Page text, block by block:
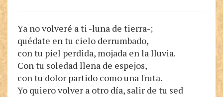
Ya no volveré a ti -luna de tierra-;
quédate en tu cielo derrumbado,
con tu piel perdida, mojada en la lluvia.
Con tu soledad llena de espejos,
con tu dolor partido como una fruta.
Yo quiero volver a otro día, salir de tu sed